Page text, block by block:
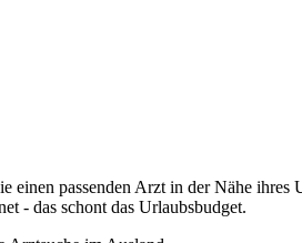
einen passenden Arzt in der Nähe
- das schont das Urlaubsbudget.